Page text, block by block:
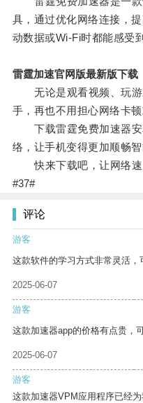
具，通过优化网络连接，
动数据或Wi-Fi时都能感受
雷霆加速官网版最新版下载
无论是观看视频、玩游
手，再也不用担心网络卡顿
下载雷霆免费加速器安
络，让手机变得更加顺畅智
快来下载吧，让网络速
#37#
评论
游客
这款软件的学习方式非常灵活，
2025-06-07
游客
这款加速器app的价格有点贵，
2025-06-07
游客
这款加速器VPM应用程序已经